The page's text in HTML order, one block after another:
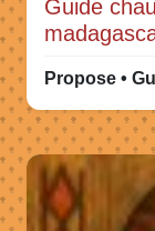
Guide
Propose •